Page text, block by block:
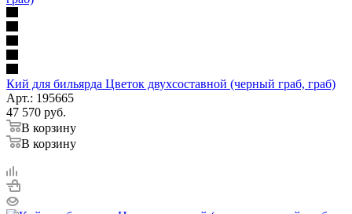
Кий для бильярда Цветок двухсоставной (черный граб, граб)
Арт.: 195665
47 570 руб.
В корзину
В корзину